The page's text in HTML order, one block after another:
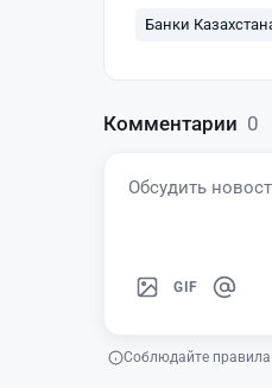
Банки
Комментарии 0
GIF
Соблюдайте